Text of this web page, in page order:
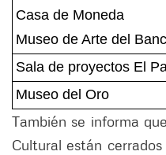
Casa de Moneda
Museo de Arte del
Sala de proyectos El
Museo del Oro
También se informa
Cultural están